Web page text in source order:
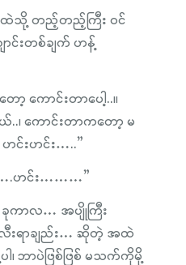
ထဲသို့ တည့်တည့်ကြီး ဝင်
င်းတစ်ချက် ဟန့်
ာ့ ကောင်းတာပေါ့..။
၊ ကောင်းတာကတော့ မ
င်းဟင်း…..”
….ဟင်း………”
ခုကာလ… အပျိုကြီး
လီးရာချည်း… ဆိုတဲ့ အထဲ
၊ ဘာပဲဖြစ်ဖြစ် မသက်ကိုမို့